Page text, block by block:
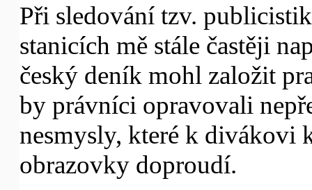
Při sledování tzv.
stanicích mě stále častěji
český deník mohl založit
by právníci opravovali
nesmysly, které k divákovi
obrazovky doproudí.